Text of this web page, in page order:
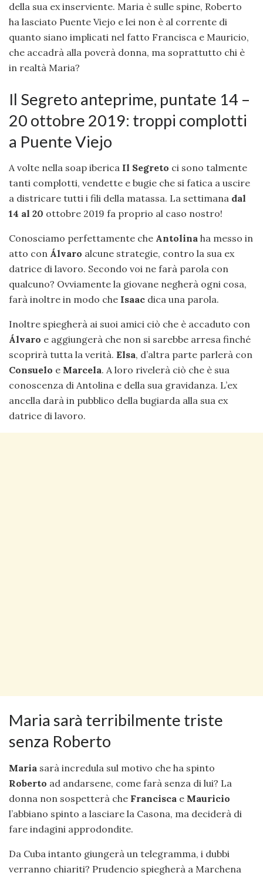
della sua ex inserviente. Maria è sulle spine, Roberto
ha lasciato Puente Viejo e lei non è al corrente di
quanto siano implicati nel fatto Francisca e Mauricio,
che accadrà alla poverà donna, ma soprattutto chi è
in realtà Maria?
Il Segreto anteprime, puntate 14 –
20 ottobre 2019: troppi complotti
a Puente Viejo
A volte nella soap iberica Il Segreto ci sono talmente
tanti complotti, vendette e bugie che si fatica a uscire
a districare tutti i fili della matassa. La settimana dal
14 al 20 ottobre 2019 fa proprio al caso nostro!
Conosciamo perfettamente che Antolina ha messo in
atto con Álvaro alcune strategie, contro la sua ex
datrice di lavoro. Secondo voi ne farà parola con
qualcuno? Ovviamente la giovane negherà ogni cosa,
farà inoltre in modo che Isaac dica una parola.
Inoltre spiegherà ai suoi amici ciò che è accaduto con
Álvaro e aggiungerà che non si sarebbe arresa finché
scoprirà tutta la verità. Elsa, d’altra parte parlerà con
Consuelo e Marcela. A loro rivelerà ciò che è sua
conoscenza di Antolina e della sua gravidanza. L’ex
ancella darà in pubblico della bugiarda alla sua ex
datrice di lavoro.
Maria sarà terribilmente triste
senza Roberto
Maria sarà incredula sul motivo che ha spinto
Roberto ad andarsene, come farà senza di lui? La
donna non sospetterà che Francisca e Mauricio
l’abbiano spinto a lasciare la Casona, ma deciderà di
fare indagini approdondite.
Da Cuba intanto giungerà un telegramma, i dubbi
verranno chiariti? Prudencio spiegherà a Marchena